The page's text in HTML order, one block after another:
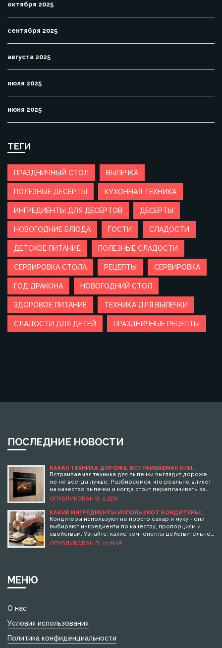
октября 2025
сентября 2025
августа 2025
июля 2025
июня 2025
ТЕГИ
ПРАЗДНИЧНЫЙ СТОЛ ВЫПЕЧКА
ПОЛЕЗНЫЕ ДЕСЕРТЫ КУХОННАЯ ТЕХНИКА
ИНГРЕДИЕНТЫ ДЛЯ ДЕСЕРТОВ ДЕСЕРТЫ
НОВОГОДНИЕ БЛЮДА ГОСТИ СЛАДОСТИ
ДЕТСКОЕ ПИТАНИЕ ПОЛЕЗНЫЕ СЛАДОСТИ
СЕРВИРОВКА СТОЛА РЕЦЕПТЫ СЕРВИРОВКА
ГОД ДРАКОНА НОВОГОДНИЙ СТОЛ
ЗДОРОВОЕ ПИТАНИЕ ТЕХНИКА ДЛЯ ВЫПЕЧКИ
СЛАДОСТИ ДЛЯ ДЕТЕЙ ПРАЗДНИЧНЫЕ РЕЦЕПТЫ
ПОСЛЕДНИЕ НОВОСТИ
КАКАЯ ТЕХНИКА ДОРОЖЕ: ВСТРАИВАЕМАЯ ИЛИ
ОБЫЧНАЯ ДЛЯ ВЫПЕЧКИ?
Встраиваемая техника для выпечки выглядит дороже,
но не всегда лучше. Разбираемся, что реально влияет
на качество выпечки и когда стоит переплачивать за
дизайн.
ОПУБЛИКОВАН В: 5 ДЕК
КАКИЕ ИНГРЕДИЕНТЫ ИСПОЛЬЗУЮТ КОНДИТЕРЫ:
ОСНОВНЫЕ КОМПОНЕНТЫ ДЛЯ ВКУСНЫХ ДЕСЕРТОВ
Кондитеры используют не просто сахар и муку - они
выбирают ингредиенты по качеству, пропорциям и
свойствам. Узнайте, какие компоненты действительно
важны для вкусных десертов и почему профессионалы
ОПУБЛИКОВАН В: 17 МАР
МЕНЮ
О нас
Условия использования
Политика конфиденциальности